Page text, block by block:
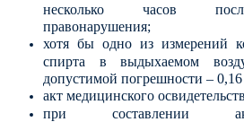
несколько часов
правонарушения;
хотя бы одно из измерений
спирта в выдыхаемом
допустимой погрешности –
акт медицинского
при составлении